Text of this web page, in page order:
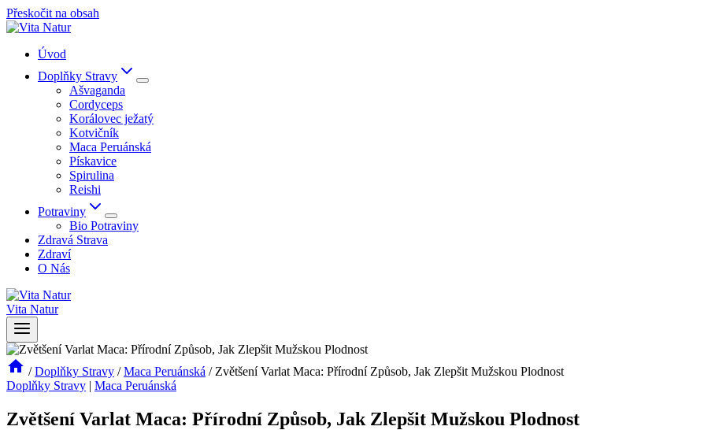
Přeskočit na obsah
Úvod
Doplňky Stravy
Ašvaganda
Cordyceps
Korálovec ježatý
Kotvičník
Maca Peruánská
Pískavice
Spirulina
Reishi
Potraviny
Bio Potraviny
Zdravá Strava
Zdraví
O Nás
Vita Natur
/ Doplňky Stravy / Maca Peruánská / Zvětšení Varlat Maca: Přírodní Způsob, Jak Zlepšit Mužskou Plodnost
Doplňky Stravy | Maca Peruánská
Zvětšení Varlat Maca: Přírodní Způsob, Jak Zlepšit Mužskou Plodnost